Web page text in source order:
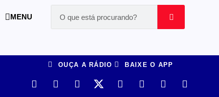
MENU
OUÇA A RÁDIO BAIXE O APP